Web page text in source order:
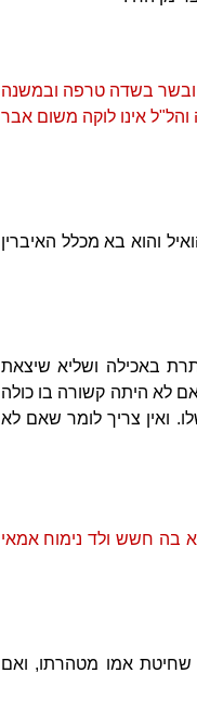
ובשר בשדה טרפה ובמשנה
אינו לוקה משום אבר
והוא בא מכלל האיברין
באכילה ושליא שיצאת
לא היתה קשורה בו כולה
ואין צריך לומר שאם לא
בה חשש ולד נימוח אמאי
שחיטת אמו מטהרתו, ואם